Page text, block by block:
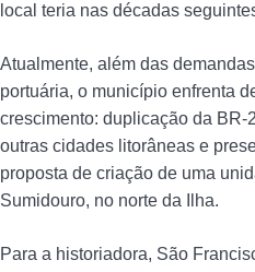
local teria nas décadas
Atualmente, além das
portuária, o município enfrenta
crescimento: duplicação da BR-
outras cidades litorâneas e
proposta de criação de uma
Sumidouro, no norte da Ilha.
Para a historiadora, São